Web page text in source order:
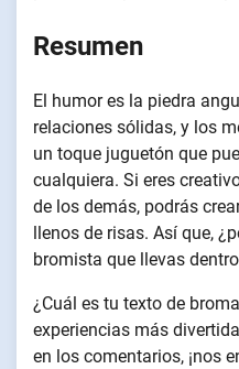
Resumen
El humor es la piedra
relaciones sólidas, y los
un toque juguetón que
cualquiera. Si eres
de los demás, podrás
llenos de risas. Así que,
bromista que llevas
¿Cuál es tu texto de
experiencias más
en los comentarios, ¡nos